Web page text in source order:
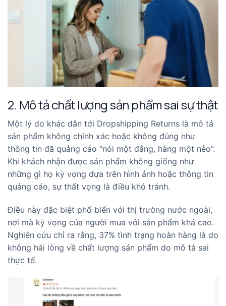
2. Mô tả chất lượng sản phẩm sai sự thật
Một lý do khác dẫn tới Dropshipping Returns là mô tả
sản phẩm không chính xác hoặc không đúng như
thông tin đã quảng cáo “nói một đằng, hàng một nẻo”.
Khi khách nhận được sản phẩm không giống như
những gì họ kỳ vọng dựa trên hình ảnh hoặc thông tin
quảng cáo, sự thất vọng là điều khó tránh.
Điều này đặc biệt phổ biến với thị trường nước ngoài,
nơi mà kỳ vọng của người mua với sản phẩm khá cao.
Nghiên cứu chỉ ra rằng, 37% tình trạng hoàn hàng là do
không hài lòng về chất lượng sản phẩm do mô tả sai
thực tế.